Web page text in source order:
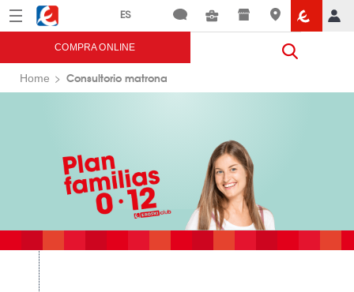
Menú Eroski
COMPRA ONLINE
Home Consultorio matrona